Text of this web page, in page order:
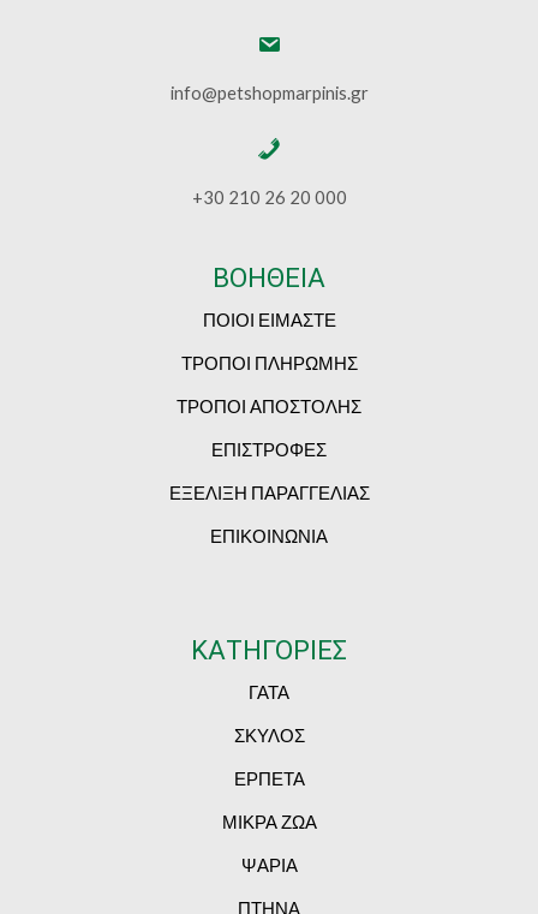
info@petshopmarpinis.gr
+30 210 26 20 000
ΒΟΗΘΕΙΑ
ΠΟΙΟΙ ΕΙΜΑΣΤΕ
ΤΡΟΠΟΙ ΠΛΗΡΩΜΗΣ
ΤΡΟΠΟΙ ΑΠΟΣΤΟΛΗΣ
ΕΠΙΣΤΡΟΦΕΣ
ΕΞΕΛΙΞΗ ΠΑΡΑΓΓΕΛΙΑΣ
ΕΠΙΚΟΙΝΩΝΙΑ
ΚΑΤΗΓΟΡΙΕΣ
ΓΑΤΑ
ΣΚΥΛΟΣ
ΕΡΠΕΤΑ
ΜΙΚΡΑ ΖΩΑ
ΨΑΡΙΑ
ΠΤΗΝΑ